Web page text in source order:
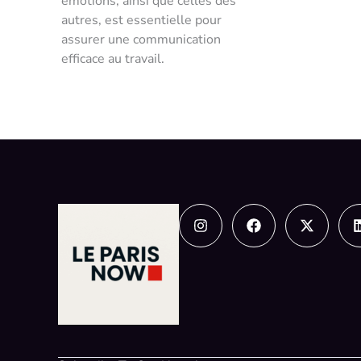
autres, est essentielle pour
assurer une communication
efficace au travail.
InstagramFacebookX-
twitter